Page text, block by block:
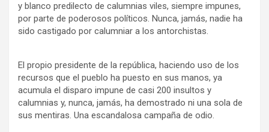
y blanco predilecto de calumnias viles, siempre impunes,
por parte de poderosos políticos. Nunca, jamás, nadie ha
sido castigado por calumniar a los antorchistas.
El propio presidente de la república, haciendo uso de los
recursos que el pueblo ha puesto en sus manos, ya
acumula el disparo impune de casi 200 insultos y
calumnias y, nunca, jamás, ha demostrado ni una sola de
sus mentiras. Una escandalosa campaña de odio.